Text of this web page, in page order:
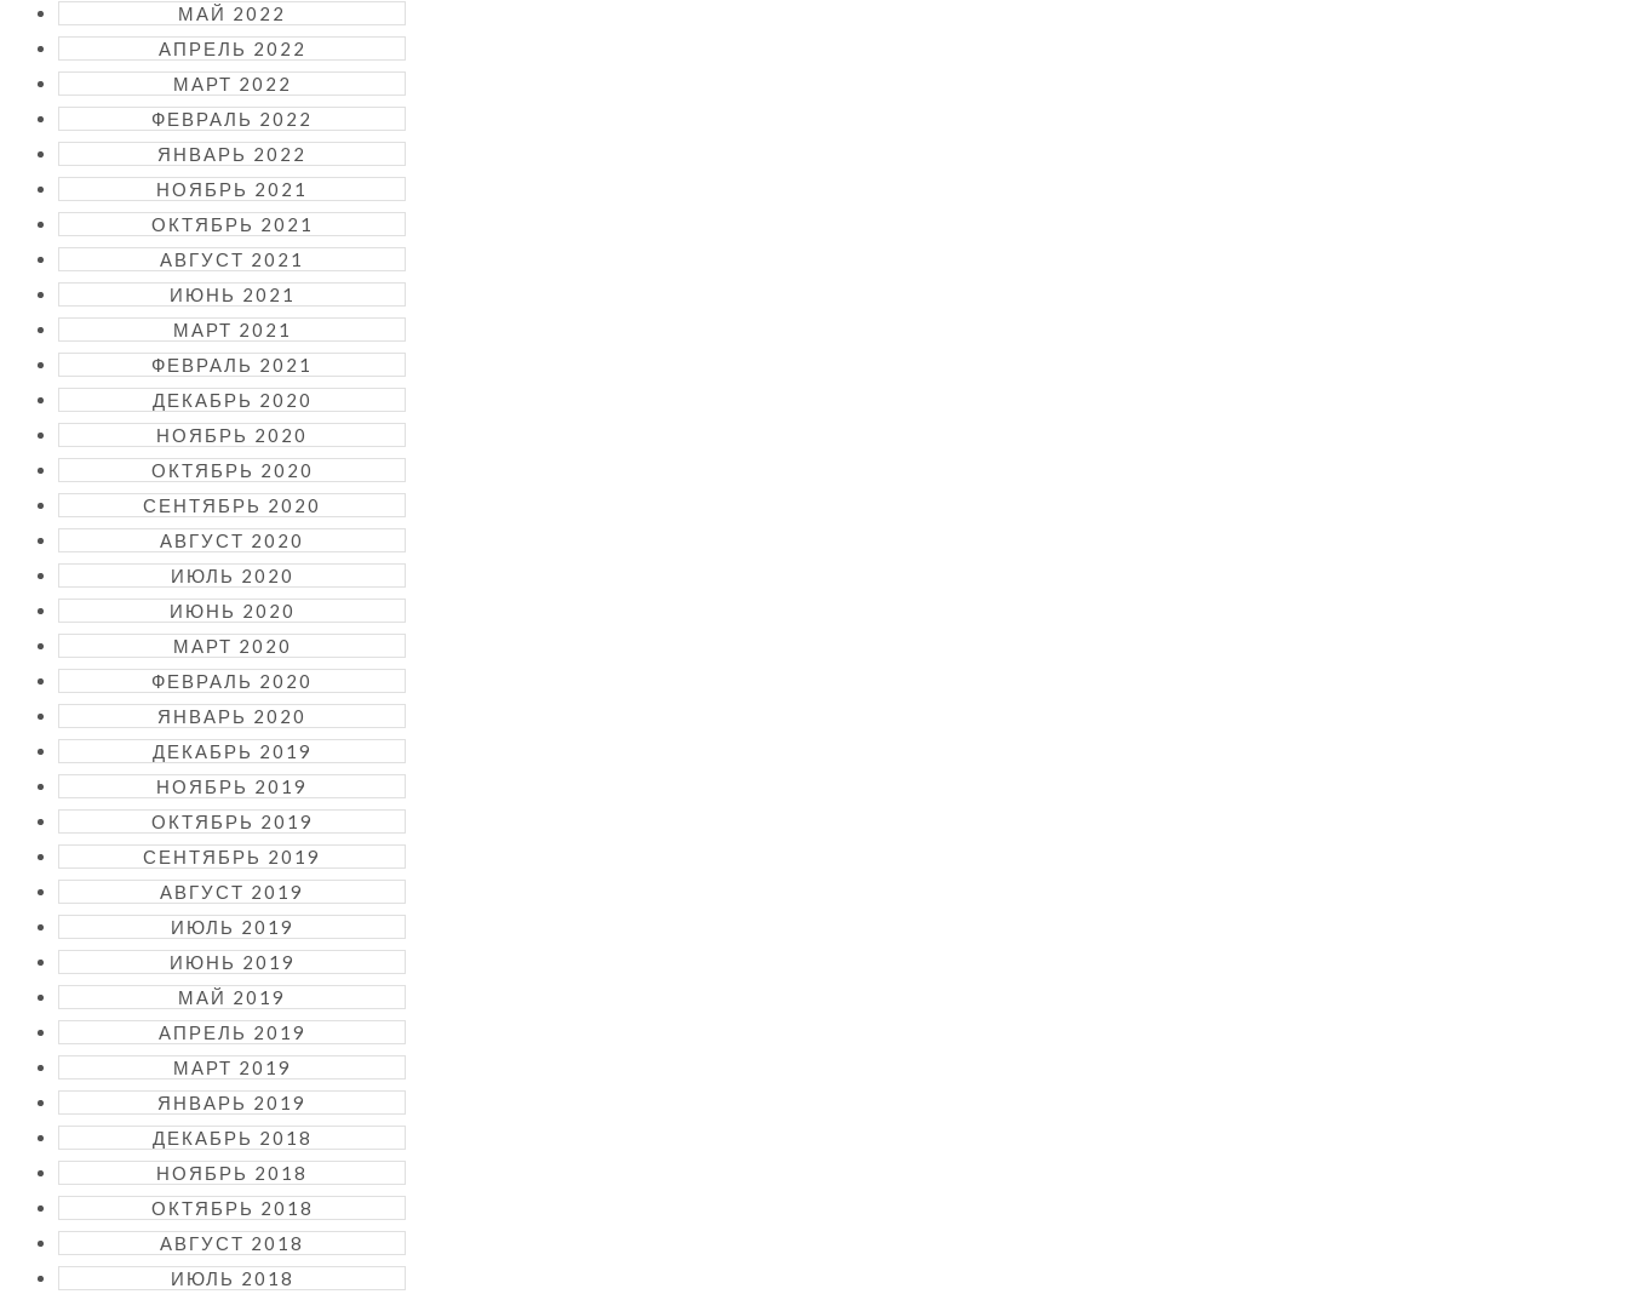
МАЙ 2022
АПРЕЛЬ 2022
МАРТ 2022
ФЕВРАЛЬ 2022
ЯНВАРЬ 2022
НОЯБРЬ 2021
ОКТЯБРЬ 2021
АВГУСТ 2021
ИЮНЬ 2021
МАРТ 2021
ФЕВРАЛЬ 2021
ДЕКАБРЬ 2020
НОЯБРЬ 2020
ОКТЯБРЬ 2020
СЕНТЯБРЬ 2020
АВГУСТ 2020
ИЮЛЬ 2020
ИЮНЬ 2020
МАРТ 2020
ФЕВРАЛЬ 2020
ЯНВАРЬ 2020
ДЕКАБРЬ 2019
НОЯБРЬ 2019
ОКТЯБРЬ 2019
СЕНТЯБРЬ 2019
АВГУСТ 2019
ИЮЛЬ 2019
ИЮНЬ 2019
МАЙ 2019
АПРЕЛЬ 2019
МАРТ 2019
ЯНВАРЬ 2019
ДЕКАБРЬ 2018
НОЯБРЬ 2018
ОКТЯБРЬ 2018
АВГУСТ 2018
ИЮЛЬ 2018